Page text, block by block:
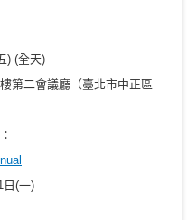
) (全天)
第二會議廳（臺北市中正區
日(一)